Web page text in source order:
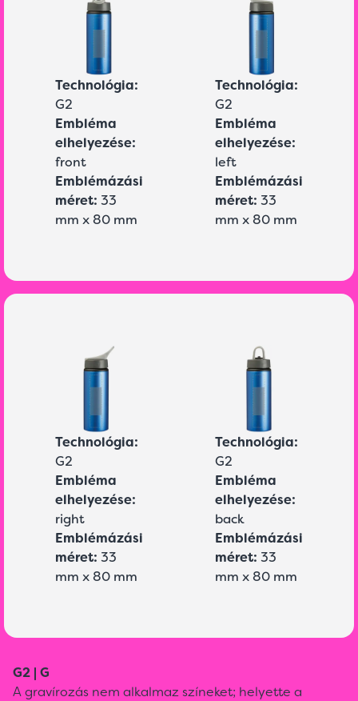
Technológia:
G2
Embléma
elhelyezése:
front
Emblémázási
méret: 33
mm x 80 mm
Technológia:
G2
Embléma
elhelyezése:
left
Emblémázási
méret: 33
mm x 80 mm
Technológia:
G2
Embléma
elhelyezése:
right
Emblémázási
méret: 33
mm x 80 mm
Technológia:
G2
Embléma
elhelyezése:
back
Emblémázási
méret: 33
mm x 80 mm
G2 | G
A gravírozás nem alkalmaz színeket; helyette a